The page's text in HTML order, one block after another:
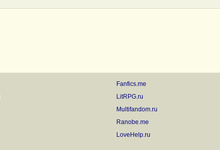
Fanfics.me
LitRPG.ru
Multifandom.ru
Ranobe.me
LoveHelp.ru